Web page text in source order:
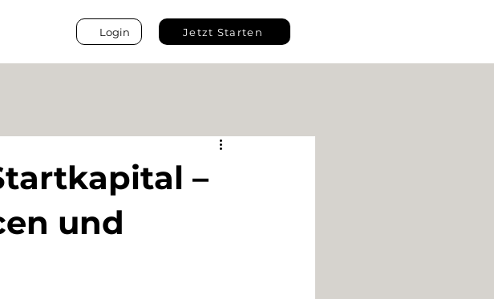
Login Jetzt Starten
–
und